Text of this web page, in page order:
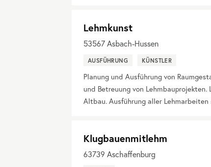
Lehmkunst
53567 Asbach-Hussen
AUSFÜHRUNG KÜNSTLER
Planung und Ausführung von
und Betreuung von
Altbau. Ausführung aller
Klugbauenmitlehm
63739 Aschaffenburg